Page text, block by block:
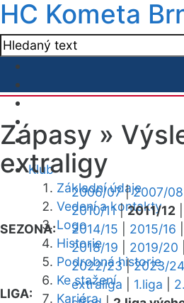
HC Kometa
Klub
Základní údaje
Vedení a kontakty
Logo
Historie
Podrobná historie
Ke stažení
Kariéra
Zápasy »
extraligy
SEZONA:
2006/07|2007/08
2010/11|2011/12
2014/15
2015/16
2018/19
2019/20
2022/23|2023/24
LIGA:
extraliga 1.liga